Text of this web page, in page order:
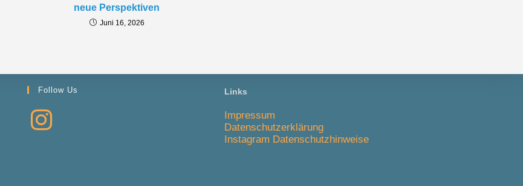
neue Perspektiven
Juni 16, 2026
Follow Us Links
Impressum
Datenschutzerklärung
Instagram Datenschutzhinweise